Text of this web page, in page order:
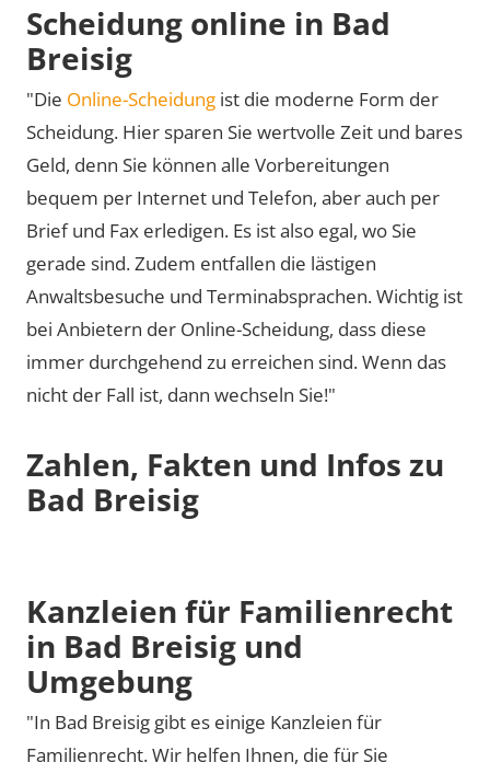
Scheidung online in Bad
Breisig
"Die Online-Scheidung ist die moderne Form der
Scheidung. Hier sparen Sie wertvolle Zeit und bares
Geld, denn Sie können alle Vorbereitungen
bequem per Internet und Telefon, aber auch per
Brief und Fax erledigen. Es ist also egal, wo Sie
gerade sind. Zudem entfallen die lästigen
Anwaltsbesuche und Terminabsprachen. Wichtig ist
bei Anbietern der Online-Scheidung, dass diese
immer durchgehend zu erreichen sind. Wenn das
nicht der Fall ist, dann wechseln Sie!"
Zahlen, Fakten und Infos zu
Bad Breisig
Kanzleien für Familienrecht
in Bad Breisig und
Umgebung
"In Bad Breisig gibt es einige Kanzleien für
Familienrecht. Wir helfen Ihnen, die für Sie